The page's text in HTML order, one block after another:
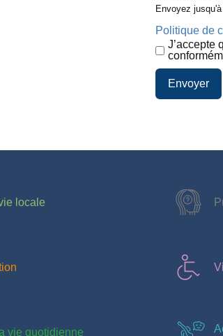
Envoyez
Politique de
J’accepte
Envoyer
locale
vie quotidienne